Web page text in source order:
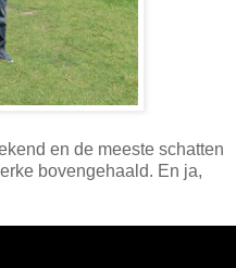
en de meeste schatten
bovengehaald. En ja,